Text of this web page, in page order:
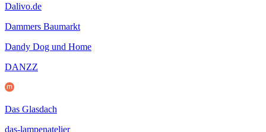
Dalivo.de
Dammers Baumarkt
Dandy Dog und Home
DANZZ
Das Glasdach
das-lampenatelier